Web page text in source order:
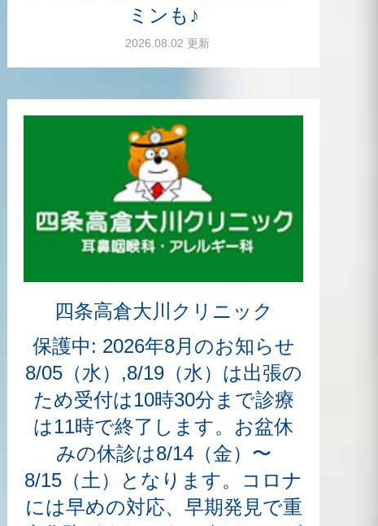
ミンも♪
2026.08.02 更新
四条高倉大川クリニック
保護中: 2026年8月のお知らせ
8/05（水）,8/19（水）は出張の
ため受付は10時30分まで診療
は11時で終了します。お盆休
みの休診は8/14（金）〜
8/15（土）となります。コロナ
には早めの対応、早期発見で重